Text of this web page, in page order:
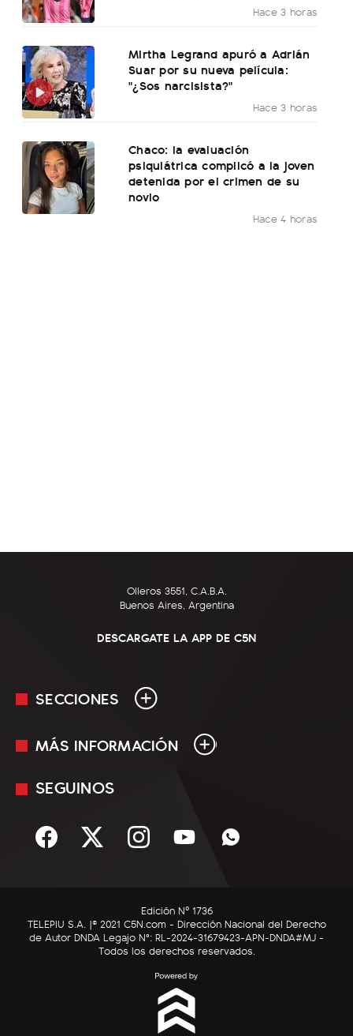
Hace 3 horas
Mirtha Legrand apuró a Adrián
Suar por su nueva película:
"¿Sos narcisista?"
Hace 3 horas
Chaco: la evaluación
psiquiátrica complicó a la joven
detenida por el crimen de su
novio
Hace 4 horas
Olleros 3551, C.A.B.A.
Buenos Aires, Argentina
DESCARGATE LA APP DE C5N
SECCIONES
En Vivo
Sociedad
C5N Autos
RatingCero
MÁS INFORMACIÓN
Mediakit
Términos y condiciones
SEGUINOS
Edición Nº 1736
TELEPIU S.A. |© 2021 C5N.com - Dirección Nacional del Derecho
de Autor DNDA Legajo N°: RL-2024-31679423-APN-DNDA#MJ -
Todos los derechos reservados.